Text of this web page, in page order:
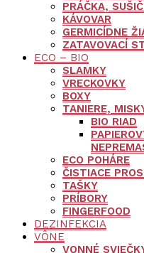
PRÁČKA,
KÁVOVAR
GERMICÍDNE
ZATAVOVACÍ
ECO – BIO
SLAMKY
VRECKOVKY
BOXY
TANIERE,
BIO RIAD
ECO POHÁRE
ČISTIACE
TAŠKY
PRÍBORY
FINGERFOOD
DEZINFEKCIA
VÔNE
VONNÉ